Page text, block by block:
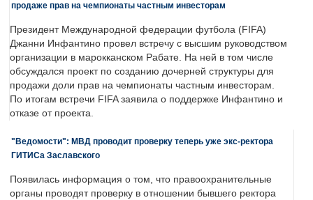
продаже прав на чемпионаты частным инвесторам
Президент Международной федерации футбола (FIFA)
Джанни Инфантино провел встречу с высшим руководством
организации в марокканском Рабате. На ней в том числе
обсуждался проект по созданию дочерней структуры для
продажи доли прав на чемпионаты частным инвесторам.
По итогам встречи FIFA заявила о поддержке Инфантино и
отказе от проекта.
"Ведомости": МВД проводит проверку теперь уже экс-ректора
ГИТИСа Заславского
Появилась информация о том, что правоохранительные
органы проводят проверку в отношении бывшего ректора